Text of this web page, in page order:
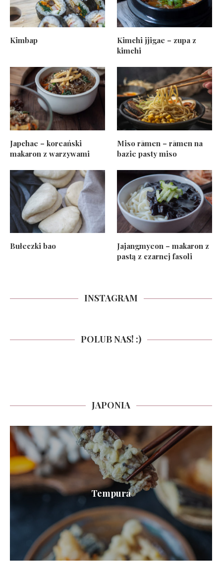
Kimbap
Kimchi jjigae – zupa z
kimchi
Japchae – koreański
makaron z warzywami
Miso rāmen – rāmen na
bazie pasty miso
Bułeczki bao
Jajangmyeon – makaron z
pastą z czarnej fasoli
INSTAGRAM
POLUB NAS! :)
JAPONIA
Tempura